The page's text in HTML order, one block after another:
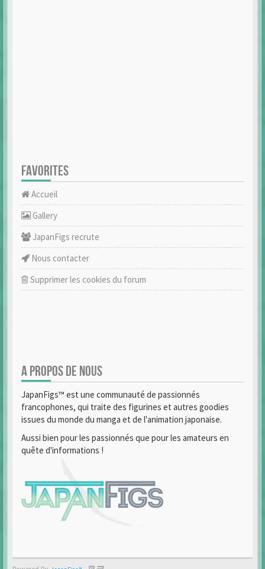
FAVORITES
Accueil
Gallery
JapanFigs recrute
Nous contacter
Supprimer les cookies du forum
A PROPOS DE NOUS
JapanFigs™ est une communauté de passionnés
francophones, qui traite des figurines et autres goodies
issues du monde du manga et de l'animation japonaise.
Aussi bien pour les passionnés que pour les amateurs en
quête d'informations !